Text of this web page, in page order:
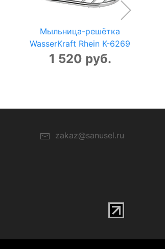
Мыльница-решётка
WasserKraft Rhein K-6269
1 520 руб.
zakaz@sanusel.ru